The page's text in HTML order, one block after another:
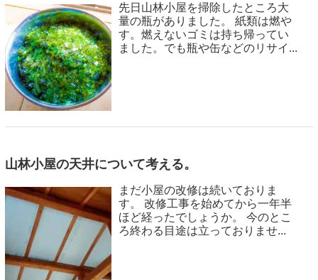
先日山林小屋を掃除したところ大
量の瓶がありました。 紙類は燃や
す。燃えないゴミは持ち帰ってい
ました。でも瓶や缶などのリサイ...
山林小屋の天井について考える。
まだ小屋の改修は続いておりま
す。 改修工事を始めてから一年半
ほど経ったでしょうか。 今のとこ
ろ終わる目途は立っておりませ...